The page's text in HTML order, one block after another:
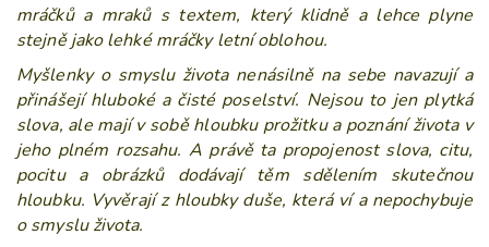
mráčků a mraků s textem, který klidně a lehce plyne
stejně jako lehké mráčky letní oblohou.
Myšlenky o smyslu života nenásilně na sebe navazují a
přinášejí hluboké a čisté poselství. Nejsou to jen plytká
slova, ale mají v sobě hloubku prožitku a poznání života v
jeho plném rozsahu. A právě ta propojenost slova, citu,
pocitu a obrázků dodávají těm sdělením skutečnou
hloubku. Vyvěrají z hloubky duše, která ví a nepochybuje
o smyslu života.